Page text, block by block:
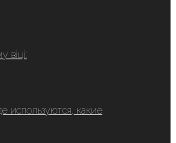
віці:
используются, какие